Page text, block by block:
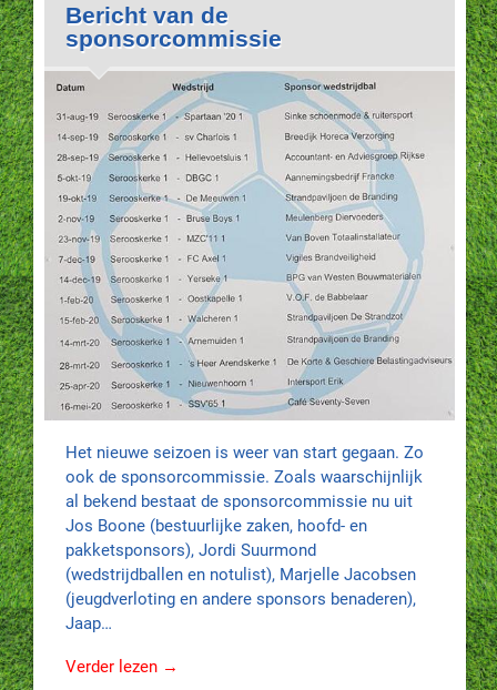
Bericht van de
sponsorcommissie
Het nieuwe seizoen is weer van start gegaan. Zo
ook de sponsorcommissie. Zoals waarschijnlijk
al bekend bestaat de sponsorcommissie nu uit
Jos Boone (bestuurlijke zaken, hoofd- en
pakketsponsors), Jordi Suurmond
(wedstrijdballen en notulist), Marjelle Jacobsen
(jeugdverloting en andere sponsors benaderen),
Jaap…
Verder lezen →